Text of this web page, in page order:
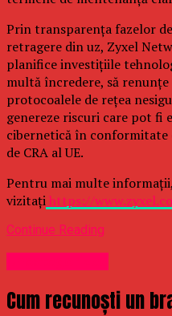
Prin transparența fazelor
retragere din uz, Zyxel
planifice investițiile
multă încredere, să
protocoalele de rețea
genereze riscuri care pot fi
cibernetică în conformitate
de CRA al UE.
Pentru mai multe
vizitațihttps://
Continue Reading
Cum recunoști un